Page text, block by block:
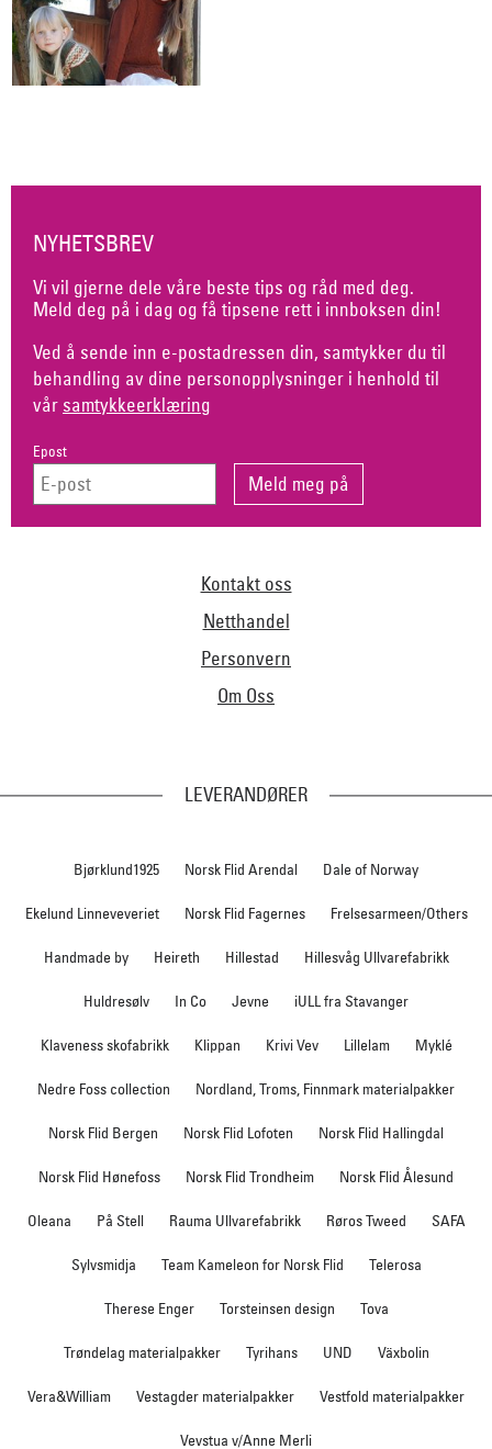
NYHETSBREV
Vi vil gjerne dele våre beste tips og råd med deg.
Meld deg på i dag og få tipsene rett i innboksen din!
Ved å sende inn e-postadressen din, samtykker du til
behandling av dine personopplysninger i henhold til
vår samtykkeerklæring
Epost
Kontakt oss
Netthandel
Personvern
Om Oss
LEVERANDØRER
Bjørklund1925 Norsk Flid Arendal Dale of Norway
Ekelund Linneveveriet Norsk Flid Fagernes Frelsesarmeen/Others
Handmade by Heireth Hillestad Hillesvåg Ullvarefabrikk
Huldresølv In Co Jevne iULL fra Stavanger
Klaveness skofabrikk Klippan Krivi Vev Lillelam Myklé
Nedre Foss collection Nordland, Troms, Finnmark materialpakker
Norsk Flid Bergen Norsk Flid Lofoten Norsk Flid Hallingdal
Norsk Flid Hønefoss Norsk Flid Trondheim Norsk Flid Ålesund
Oleana På Stell Rauma Ullvarefabrikk Røros Tweed SAFA
Sylvsmidja Team Kameleon for Norsk Flid Telerosa
Therese Enger Torsteinsen design Tova
Trøndelag materialpakker Tyrihans UND Växbolin
Vera&William Vestagder materialpakker Vestfold materialpakker
Vevstua v/Anne Merli